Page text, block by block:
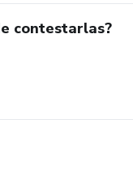
contestarlas?